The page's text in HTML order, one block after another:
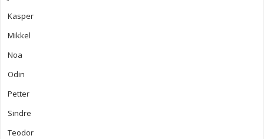
Kasper
Mikkel
Noa
Odin
Petter
Sindre
Teodor